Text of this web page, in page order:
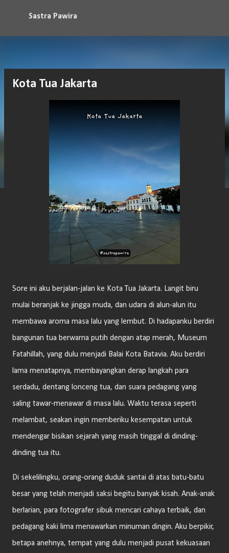
Langsung ke konten utama
Sastra Pawira
Kota Tua Jakarta
Sore ini aku berjalan-jalan ke Kota Tua Jakarta. Langit biru
mulai beranjak ke jingga muda, dan udara di alun-alun itu
membawa aroma masa lalu yang lembut. Di hadapanku berdiri
bangunan tua berwarna putih dengan atap merah, Museum
Fatahillah, yang dulu menjadi Balai Kota Batavia. Aku berdiri
lama menatapnya, membayangkan derap langkah para
serdadu, dentang lonceng tua, dan suara pedagang yang
saling tawar-menawar di masa lalu. Waktu terasa seperti
melambat, seakan ingin memberiku kesempatan untuk
mendengar bisikan sejarah yang masih tinggal di dinding-
dinding tua itu.
Di sekelilingku, orang-orang duduk santai di atas batu-batu
besar yang telah menjadi saksi begitu banyak kisah. Anak-anak
berlarian, para fotografer sibuk mencari cahaya terbaik, dan
pedagang kaki lima menawarkan minuman dingin. Aku berpikir,
betapa anehnya, tempat yang dulu menjadi pusat kekuasaan